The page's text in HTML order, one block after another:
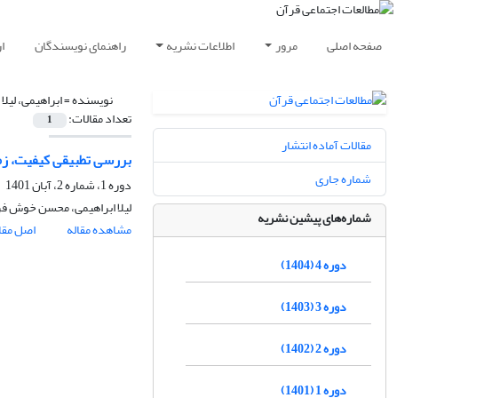
صفحه اصلی مرور اطلاعات نشریه راهنمای نویسندگان
نویسنده =ابراهیمی، لیلا
تعداد مقالات: 1
بررسی تطبیقی کیفیت،
دوره 1، شماره 2، آبان 1401
لیلا ابراهیمی، محسن خوش
مشاهده مقاله
اصل
مقالات آماده انتشار
شماره جاری
شماره‌های پیشین نشریه
دوره 4 (1404)
دوره 3 (1403)
دوره 2 (1402)
دوره 1 (1401)